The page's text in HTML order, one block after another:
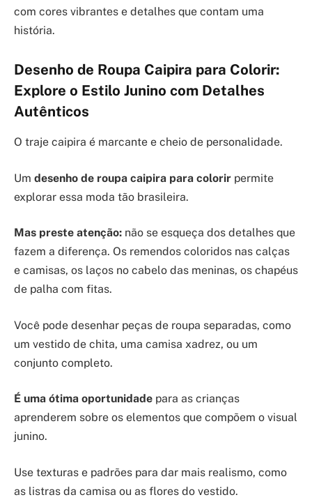
com cores vibrantes e detalhes que contam uma
história.
Desenho de Roupa Caipira para Colorir:
Explore o Estilo Junino com Detalhes
Autênticos
O traje caipira é marcante e cheio de personalidade.
Um desenho de roupa caipira para colorir permite
explorar essa moda tão brasileira.
Mas preste atenção: não se esqueça dos detalhes que
fazem a diferença. Os remendos coloridos nas calças
e camisas, os laços no cabelo das meninas, os chapéus
de palha com fitas.
Você pode desenhar peças de roupa separadas, como
um vestido de chita, uma camisa xadrez, ou um
conjunto completo.
É uma ótima oportunidade para as crianças
aprenderem sobre os elementos que compõem o visual
junino.
Use texturas e padrões para dar mais realismo, como
as listras da camisa ou as flores do vestido.